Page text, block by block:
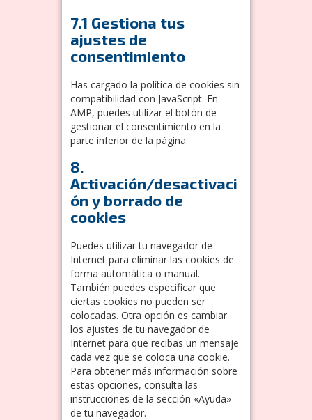
7.1 Gestiona tus
ajustes de
consentimiento
Has cargado la política de cookies sin
compatibilidad con JavaScript. En
AMP, puedes utilizar el botón de
gestionar el consentimiento en la
parte inferior de la página.
8.
Activación/desactivaci
ón y borrado de
cookies
Puedes utilizar tu navegador de
Internet para eliminar las cookies de
forma automática o manual.
También puedes especificar que
ciertas cookies no pueden ser
colocadas. Otra opción es cambiar
los ajustes de tu navegador de
Internet para que recibas un mensaje
cada vez que se coloca una cookie.
Para obtener más información sobre
estas opciones, consulta las
instrucciones de la sección «Ayuda»
de tu navegador.